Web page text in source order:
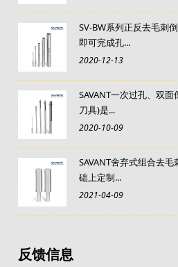
SV-BW系列正反去毛刺
即可完成孔...
2020-12-13
SAVANT一次过孔、双
刀具)是...
2020-10-09
SAVANT舍弃式组合去
础上定制...
2021-04-09
反馈信息